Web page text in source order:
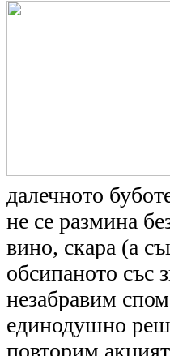
далечното
не се размина
вино, скара (а
обсипаното със
незабравим
единодушно
повторим